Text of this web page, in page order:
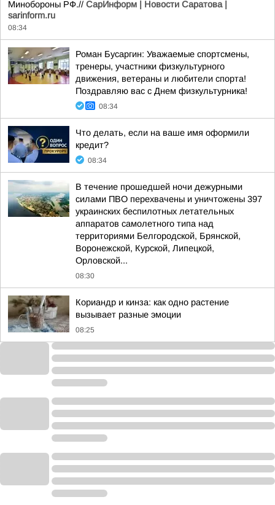
Минобороны РФ.// СарИнформ | Новости Саратова |
sarinform.ru
08:34
Роман Бусаргин: Уважаемые спортсмены,
тренеры, участники физкультурного
движения, ветераны и любители спорта!
Поздравляю вас с Днем физкультурника!
08:34
Что делать, если на ваше имя оформили
кредит?
08:34
В течение прошедшей ночи дежурными
силами ПВО перехвачены и уничтожены 397
украинских беспилотных летательных
аппаратов самолетного типа над
территориями Белгородской, Брянской,
Воронежской, Курской, Липецкой,
Орловской...
08:30
Кориандр и кинза: как одно растение
вызывает разные эмоции
08:25